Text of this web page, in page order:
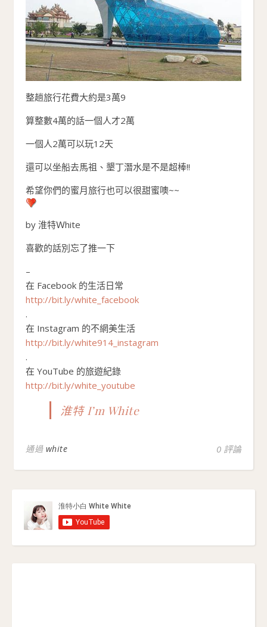
整趟旅行花費大約是3萬9
算整數4萬的話一個人才2萬
一個人2萬可以玩12天
還可以坐船去馬祖、墾丁潛水是不是超棒!!
希望你們的蜜月旅行也可以很甜蜜噢~~
by 淮特Ｗhite
喜歡的話別忘了推一下
–
在 Facebook 的生活日常
http://bit.ly/white_facebook
.
在 Instagram 的不網美生活
http://bit.ly/white914_instagram
.
在 YouTube 的旅遊紀錄
http://bit.ly/white_youtube
淮特 I’m White
通過 white 0 評論